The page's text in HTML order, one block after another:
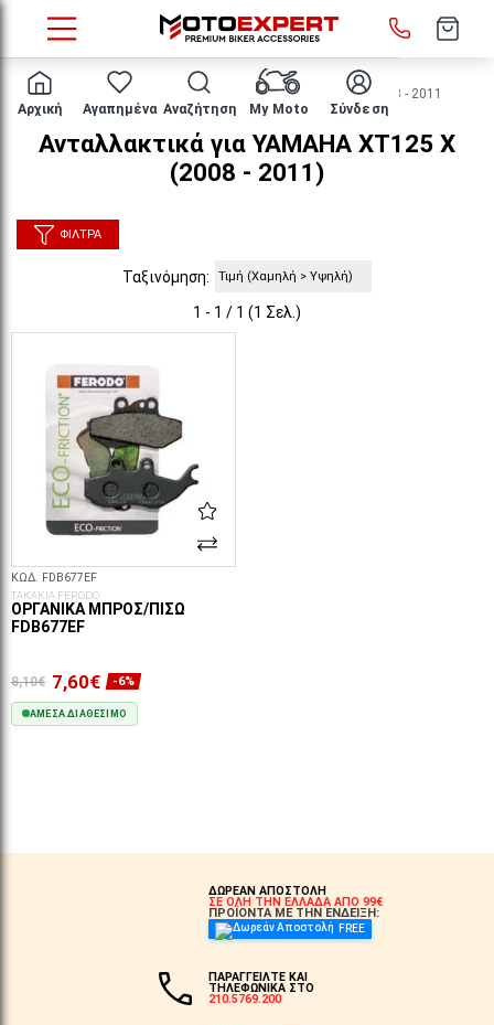
Αρχική Αγαπημένα Αναζήτηση My Moto Σύνδεση
Μάρκα/μοντέλο YAMAHA XT125 X 2008 - 2011
Ανταλλακτικά για YAMAHA XT125 X
(2008 - 2011)
ΦΊΛΤΡΑ
Ταξινόμηση:
1 - 1 / 1 (1 Σελ.)
ΚΩΔ. FDB677EF
ΤΑΚΑΚΙΑ FERODO
ΟΡΓΑΝΙΚΆ ΜΠΡΟΣ/ΠΊΣΩ
FDB677EF
8,10€ 7,60€ -6%
ΆΜΕΣΑ ΔΙΑΘΈΣΙΜΟ
ΔΩΡΕΑΝ ΑΠΟΣΤΟΛΗ
ΣΕ ΟΛΗ ΤΗΝ ΕΛΛΑΔΑ ΑΠΟ 99€
ΠΡΟΪΟΝΤΑ ΜΕ ΤΗΝ ΕΝΔΕΙΞΗ:
FREE
ΠΑΡΑΓΓΕΙΛΤΕ ΚΑΙ
ΤΗΛΕΦΩΝΙΚΑ ΣΤΟ
210.5769.200